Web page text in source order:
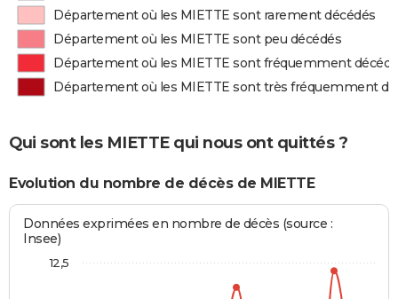
Département où les MIETTE sont rarement décédés
Département où les MIETTE sont peu décédés
Département où les MIETTE sont fréquemment
Département où les MIETTE sont très fréquemment
Qui sont les MIETTE qui nous ont quittés ?
Evolution du nombre de décès de MIETTE
Données exprimées en nombre de décès (source :
Insee)
12,5